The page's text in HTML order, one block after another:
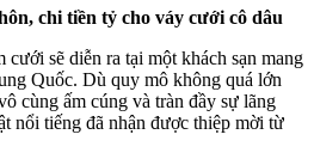
chi tiền tỷ cho váy cưới cô dâu
sẽ diễn ra tại một khách sạn mang
Quốc. Dù quy mô không quá lớn
cùng ấm cúng và tràn đầy sự lãng
nổi tiếng đã nhận được thiệp mời từ